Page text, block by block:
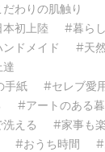
わりの肌触り
初上陸
#暮ら
ドメイド
#天
手紙
#セレブ愛
#アートのある
える
#家事も
#おうち時間
#